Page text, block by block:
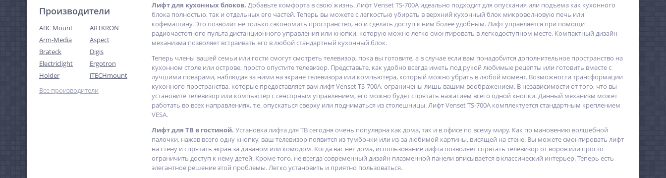
Производители
ABC Mount
ARTKRON
Arm-Media
Aspect
Brateck
Digis
Electriclight
Ergotron
Holder
iTECHmount
Все производители
Лифт для кухонных блоков. Добавьте комфорта в свою жизнь. Лифт Venset TS-700A идеально подходит для опускания или подъема как кухонного
блока полностью, так и отдельных его частей. Теперь вы можете с легкостью убирать в верхний кухонный блок микроволновую печь или
кофемашину. Это позволит не только сэкономить пространство, но и сделать доступ к ним более удобным. Лифт управляется при помощи
радиочастотного пульта дистанционного управления или кнопки, которую можно легко смонтировать в легкодоступном месте. Компактный дизайн
механизма позволяет встраивать его в любой стандартный кухонный блок.
Теперь члены вашей семьи или гости смогут смотреть телевизор, пока вы готовите, а в случае если вам понадобится дополнительное пространство на
кухонном столе или острове, просто опустите телевизор. Представьте, как удобно всегда иметь под рукой любимые рецепты или готовить вместе с
лучшими поварами, наблюдая за ними на экране телевизора или компьютера, который можно убрать в любой момент. Возможности трансформации
кухонного пространства, которые предоставляет вам лифт Venset TS-700A, ограничены лишь вашим воображением. В независимости от того, что вы
установите телевизор или компьютер с сенсорным управлением, его можно будет спрятать нажатием всего одной кнопки. Данный механизм может
работать во всех направлениях, т.е. опускаться сверху или подниматься из столешницы. Лифт Venset TS-700A комплектуется стандартным креплением
VESA.
Лифт для ТВ в гостиной. Установка лифта для ТВ сегодня очень популярна как дома, так и в офисе по всему миру. Как по мановению волшебной
палочки, нажав всего одну кнопку, ваш телевизор появится из тумбочки или из-за любимой картины, висящей на стене. Вы можете смонтировать лифт
на стену и спрятать экран за диваном или комодом. Когда вас нет дома, использование лифта позволяет спрятать телевизор от воров или просто
ограничить доступ к нему детей. Кроме того, не всегда современный дизайн плазменной панели вписывается в классический интерьер. Теперь есть
элегантное решение этой проблемы. Легко установить и приятно пользоваться.